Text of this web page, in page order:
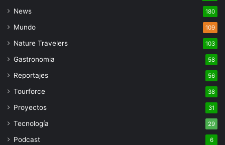
News 180
Mundo 109
Nature Travelers 103
Gastronomia 58
Reportajes 56
Tourforce 38
Proyectos 31
Tecnología 29
Podcast 6